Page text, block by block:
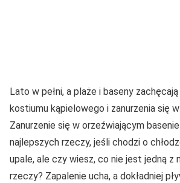
Lato w pełni, a plaże i baseny
kostiumu kąpielowego i zanurzenia się
Zanurzenie się w orzeźwiającym
najlepszych rzeczy, jeśli chodzi o
upale, ale czy wiesz, co nie jest jedną z
rzeczy? Zapalenie ucha, a dokładniej